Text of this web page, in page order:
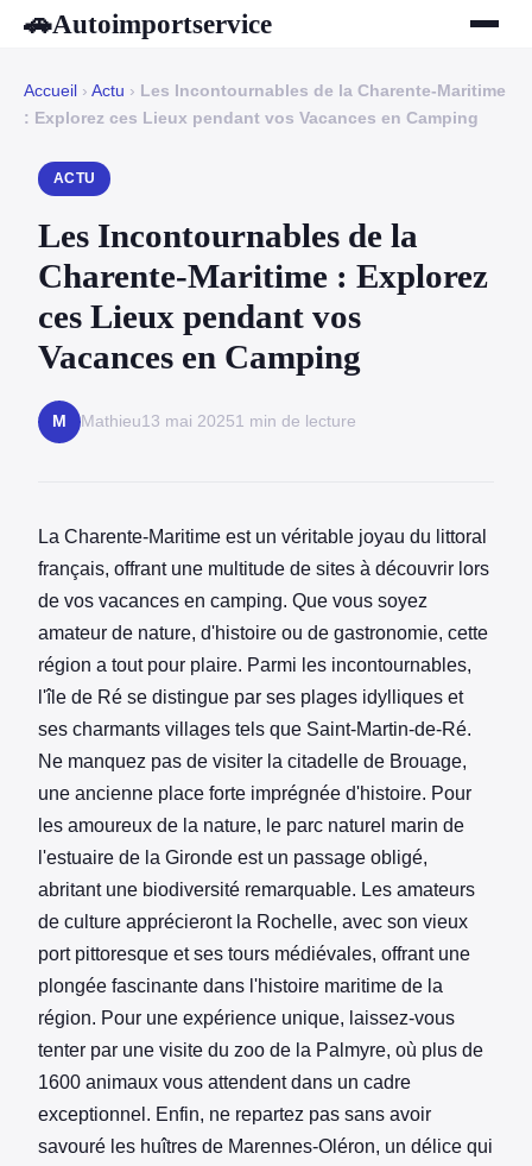
🚗Autoimportservice
Accueil › Actu › Les Incontournables de la Charente-Maritime
: Explorez ces Lieux pendant vos Vacances en Camping
ACTU
Les Incontournables de la
Charente-Maritime : Explorez
ces Lieux pendant vos
Vacances en Camping
M Mathieu13 mai 20251 min de lecture
La Charente-Maritime est un véritable joyau du littoral
français, offrant une multitude de sites à découvrir lors
de vos vacances en camping. Que vous soyez
amateur de nature, d'histoire ou de gastronomie, cette
région a tout pour plaire. Parmi les incontournables,
l'île de Ré se distingue par ses plages idylliques et
ses charmants villages tels que Saint-Martin-de-Ré.
Ne manquez pas de visiter la citadelle de Brouage,
une ancienne place forte imprégnée d'histoire. Pour
les amoureux de la nature, le parc naturel marin de
l'estuaire de la Gironde est un passage obligé,
abritant une biodiversité remarquable. Les amateurs
de culture apprécieront la Rochelle, avec son vieux
port pittoresque et ses tours médiévales, offrant une
plongée fascinante dans l'histoire maritime de la
région. Pour une expérience unique, laissez-vous
tenter par une visite du zoo de la Palmyre, où plus de
1600 animaux vous attendent dans un cadre
exceptionnel. Enfin, ne repartez pas sans avoir
savouré les huîtres de Marennes-Oléron, un délice qui